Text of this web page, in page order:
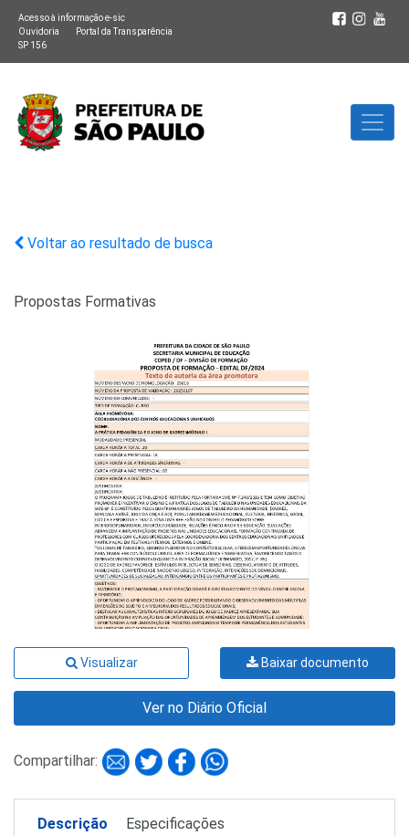
Acesso à informação e-sic
Ouvidoria
Portal da Transparência
SP 156
Voltar ao resultado de busca
Propostas Formativas
Visualizar Baixar documento
Ver no Diário Oficial
Compartilhar:
Descrição Especificações